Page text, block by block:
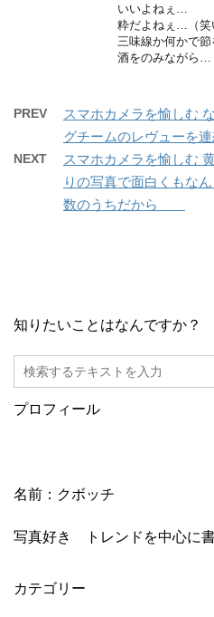
いいよねぇ…
粋だよねぇ…（笑
三味線か何かで
酒をのみながら…
PREV
スマホカメラを愉しむ
グチームのレヴューを
NEXT
スマホカメラを愉しむ
りの写真で面白くもな
数のうちだから
知りたいことはなんですか？
プロフィール
名前：クボッチ
写真好き トレンドを中心に
カテゴリー